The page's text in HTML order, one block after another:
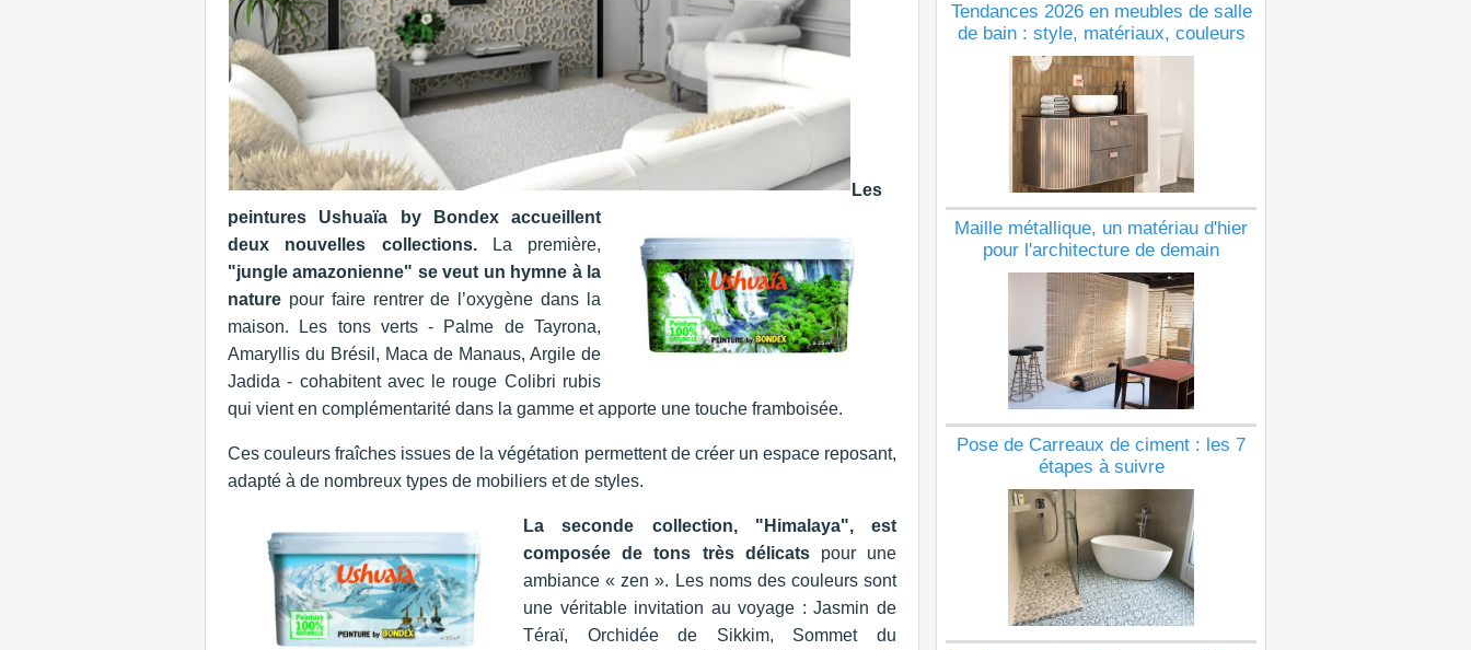
Les
peintures Ushuaïa by Bondex accueillent
deux nouvelles collections.La première,
"jungle amazonienne" se veut un hymne à la
nature pour faire rentrer de l’oxygène dans la
maison. Les tons verts - Palme de Tayrona,
Amaryllis du Brésil, Maca de Manaus, Argile de
Jadida - cohabitent avec le rouge Colibri rubis
qui vient en complémentarité dans la gamme et apporte une touche framboisée.
Ces couleurs fraîches issues de la végétation permettent de créer un espace reposant,
adapté à de nombreux types de mobiliers et de styles.
La seconde collection, "Himalaya", est
composée de tons très délicatspour une
ambiance « zen ». Les noms des couleurs sont
une véritable invitation au voyage : Jasmin de
Téraï, Orchidée de Sikkim, Sommet du
Tendances 2026 en meubles de salle
de bain : style, matériaux, couleurs
Maille métallique, un matériau d'hier
pour l'architecture de demain
Pose de Carreaux de ciment : les 7
étapes à suivre